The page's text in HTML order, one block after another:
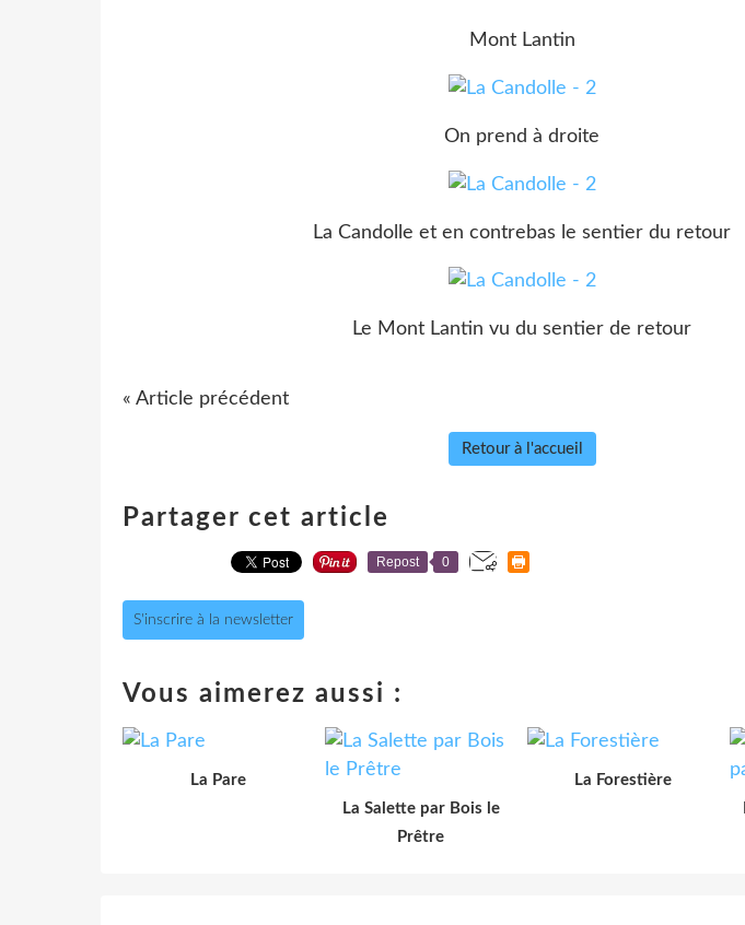
Mont Lantin
On prend à droite
La Candolle et en contrebas le sentier du retour
Le Mont Lantin vu du sentier de retour
« Article précédent
Retour à l'accueil
Partager cet article
Repost 0
S'inscrire à la newsletter
Vous aimerez aussi :
La Pare
La Salette par Bois le
Prêtre
La Forestière